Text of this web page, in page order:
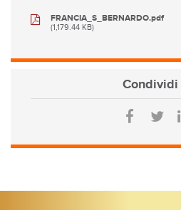
FRANCIA_S_BERNARDO.pdf
(1,179.44 KB)
Condividi